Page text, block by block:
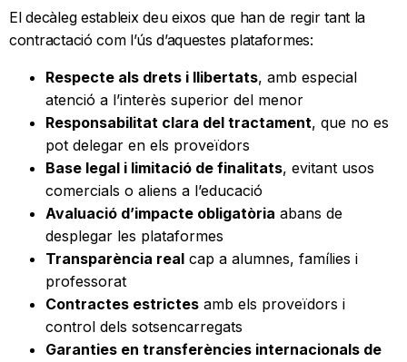
El decàleg estableix deu eixos que han de regir tant la
contractació com l’ús d’aquestes plataformes:
Respecte als drets i llibertats, amb especial
atenció a l’interès superior del menor
Responsabilitat clara del tractament, que no es
pot delegar en els proveïdors
Base legal i limitació de finalitats, evitant usos
comercials o aliens a l’educació
Avaluació d’impacte obligatòria abans de
desplegar les plataformes
Transparència real cap a alumnes, famílies i
professorat
Contractes estrictes amb els proveïdors i
control dels sotsencarregats
Garanties en transferències internacionals de